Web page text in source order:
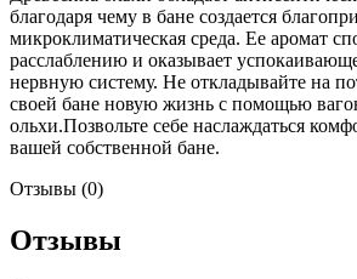
благодаря чему в бане создается
микроклиматическая среда. Ее аромат
расслаблению и оказывает
нервную систему. Не откладывайте на
своей бане новую жизнь с помощью
ольхи.Позвольте себе наслаждаться
вашей собственной бане.
Отзывы (0)
Отзывы